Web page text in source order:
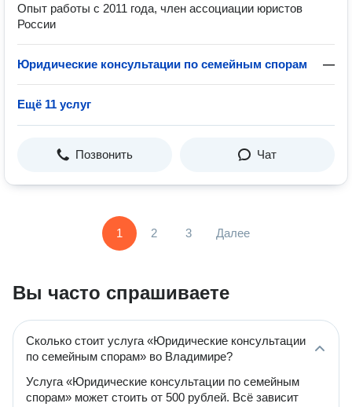
Опыт работы с 2011 года, член ассоциации юристов
России
Юридические консультации по семейным спорам —
Ещё 11 услуг
Позвонить Чат
1 2 3 Далее
Вы часто спрашиваете
Сколько стоит услуга «Юридические консультации
по семейным спорам» во Владимире?
Услуга «Юридические консультации по семейным
спорам» может стоить от 500 рублей. Всё зависит